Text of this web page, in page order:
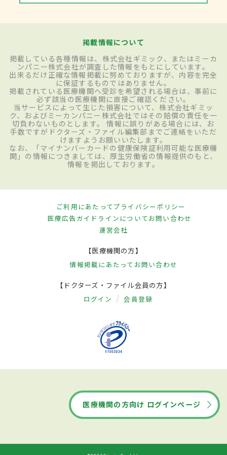
掲載情報について
掲載している各種情報は、株式会社ギミック、またはミーカ
ンパニー株式会社が調査した情報をもとにしています。
出来るだけ正確な情報掲載に努めておりますが、内容を完全
に保証するものではありません。
掲載されている医療機関へ受診を希望される場合は、事前に
必ず該当の医療機関に直接ご確認ください。
当サービスによって生じた損害について、株式会社ギミッ
ク、およびミーカンパニー株式会社ではその賠償の責任を一
切負わないものとします。 情報に誤りがある場合には、お
手数ですがドクターズ・ファイル編集部までご連絡をいただ
けますようお願いいたします。
なお、「マイナンバーカードの健康保険証利用可能な医療機
関」の情報につきましては、厚生労働省の情報提供のもと、
情報を掲出しております。
ご利用にあたってプライバシーポリシー
医療広告ガイドラインについてお問い合わせ
運営会社
【医療機関の方】
情報掲載にあたって お問い合わせ
【ドクターズ・ファイル会員の方】
ログイン 会員登録
医療機関の方向け ログインページ